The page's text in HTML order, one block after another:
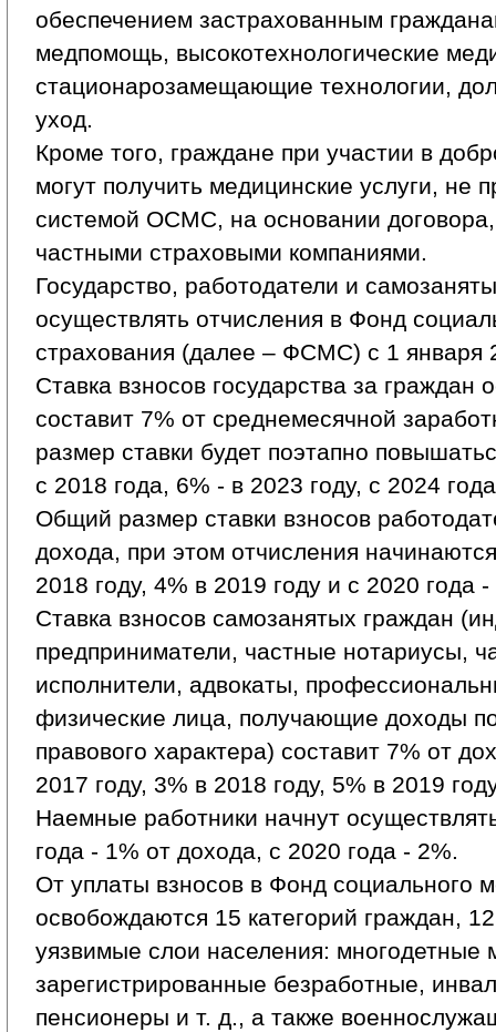
обеспечением застрахованным
медпомощь, высокотехнологические
стационарозамещающие технологии,
уход.
Кроме того, граждане при участии в
могут получить медицинские услуги, не
системой ОСМС, на основании договора,
частными страховыми компаниями.
Государство, работодатели и
осуществлять отчисления в Фонд
страхования (далее – ФСМС) с 1 января
Ставка взносов государства за граждан
составит 7% от среднемесячной
размер ставки будет поэтапно
с 2018 года, 6% - в 2023 году, с 2024
Общий размер ставки взносов
дохода, при этом отчисления
2018 году, 4% в 2019 году и с 2020 года
Ставка взносов самозанятых граждан
предприниматели, частные нотариусы,
исполнители, адвокаты,
физические лица, получающие доходы
правового характера) составит 7% от
2017 году, 3% в 2018 году, 5% в 2019
Наемные работники начнут
года - 1% от дохода, с 2020 года - 2%.
От уплаты взносов в Фонд социального
освобождаются 15 категорий граждан,
уязвимые слои населения: многодетные
зарегистрированные безработные,
пенсионеры и т. д., а также